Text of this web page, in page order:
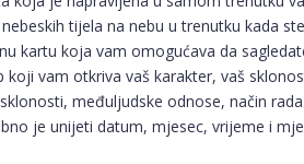
tijela na nebu u trenutku kada
kartu koja vam omogućava da
vam otkriva vaš karakter, vaš
međuljudske odnose, način
je unijeti datum, mjesec, vrijeme i